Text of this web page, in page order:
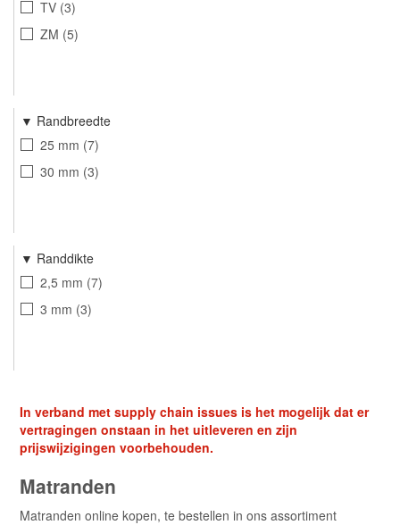
TV 3
ZM 5
Randbreedte
25 mm 7
30 mm 3
Randdikte
2,5 mm 7
3 mm 3
In verband met supply chain issues is het mogelijk dat er
vertragingen onstaan in het uitleveren en zijn
prijswijzigingen voorbehouden.
Matranden
Matranden online kopen, te bestellen in ons assortiment